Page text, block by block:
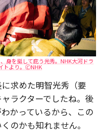
身を挺して庇う光秀。NHK大河ドラ
トより。🄫NHK
求めた明智光秀（要
ラクターでしたね。後
かっているから、この
のかも知れません。